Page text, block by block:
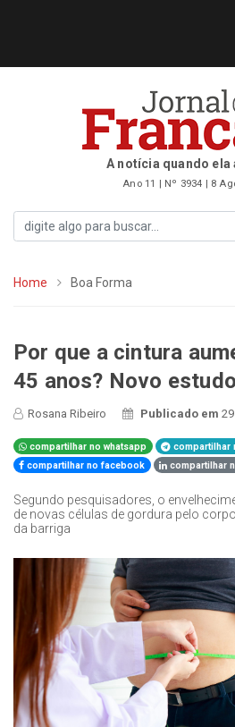
A notícia quando ela
Ano 11 | Nº 3934 | 8
Home Boa Forma
Por que a cintura
45 anos? Novo
Rosana Ribeiro Publicado em
compartilhar no whatsapp
compartilhar
compartilhar no facebook
compartilhar
Segundo pesquisadores, o
de novas células de gordura pelo
da barriga